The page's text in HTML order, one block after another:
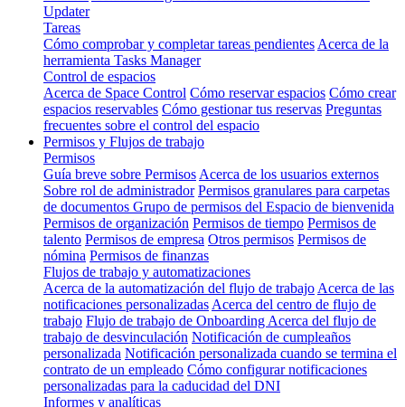
Updater
Tareas
Cómo comprobar y completar tareas pendientes Acerca de la
herramienta Tasks Manager
Control de espacios
Acerca de Space Control Cómo reservar espacios Cómo crear
espacios reservables Cómo gestionar tus reservas Preguntas
frecuentes sobre el control del espacio
Permisos y Flujos de trabajo
Permisos
Guía breve sobre Permisos Acerca de los usuarios externos
Sobre rol de administrador Permisos granulares para carpetas
de documentos Grupo de permisos del Espacio de bienvenida
Permisos de organización Permisos de tiempo Permisos de
talento Permisos de empresa Otros permisos Permisos de
nómina Permisos de finanzas
Flujos de trabajo y automatizaciones
Acerca de la automatización del flujo de trabajo Acerca de las
notificaciones personalizadas Acerca del centro de flujo de
trabajo Flujo de trabajo de Onboarding Acerca del flujo de
trabajo de desvinculación Notificación de cumpleaños
personalizada Notificación personalizada cuando se termina el
contrato de un empleado Cómo configurar notificaciones
personalizadas para la caducidad del DNI
Informes y analíticas